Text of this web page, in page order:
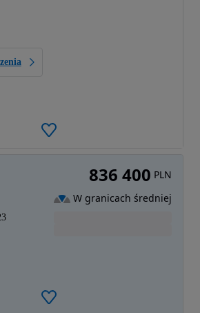
836 400 PLN
W granicach średniej